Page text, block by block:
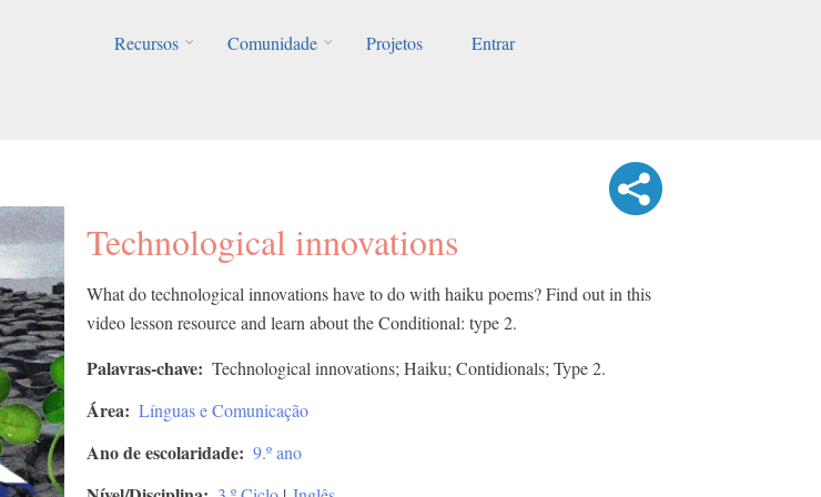
Recursos
Comunidade Projetos Entrar
Technological innovations
What do technological innovations have to do with haiku poems? Find out in this
video lesson resource and learn about the Conditional: type 2.
Palavras-chave Technological innovations; Haiku; Contidionals; Type 2.
Área Línguas e Comunicação
Ano de escolaridade 9.º ano